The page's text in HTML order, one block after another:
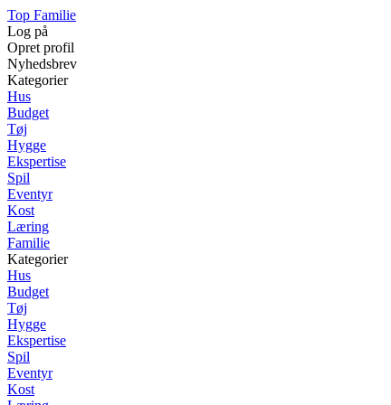
Top Familie
Log på
Opret profil
Nyhedsbrev
Kategorier
Hus
Budget
Tøj
Hygge
Ekspertise
Spil
Eventyr
Kost
Læring
Familie
Kategorier
Hus
Budget
Tøj
Hygge
Ekspertise
Spil
Eventyr
Kost